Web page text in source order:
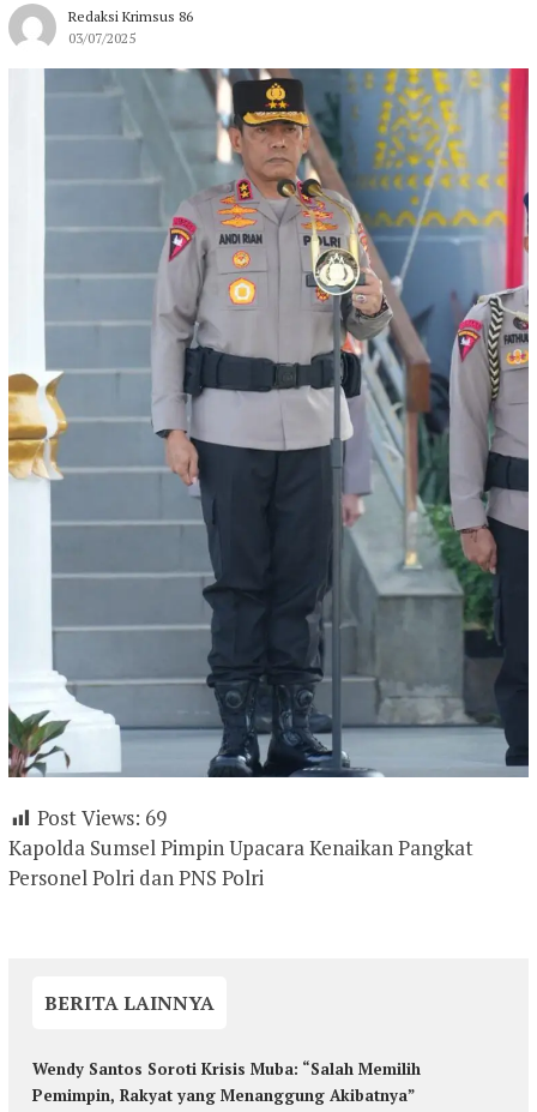
Redaksi Krimsus 86
03/07/2025
Post Views: 69
Kapolda Sumsel Pimpin Upacara Kenaikan Pangkat
Personel Polri dan PNS Polri
BERITA LAINNYA
Wendy Santos Soroti Krisis Muba: “Salah Memilih
Pemimpin, Rakyat yang Menanggung Akibatnya”